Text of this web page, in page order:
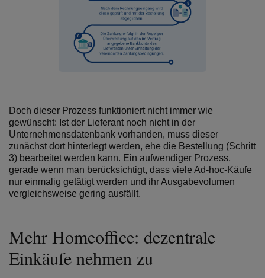
Doch dieser Prozess funktioniert nicht immer wie
gewünscht: Ist der Lieferant noch nicht in der
Unternehmensdatenbank vorhanden, muss dieser
zunächst dort hinterlegt werden, ehe die Bestellung (Schritt
3) bearbeitet werden kann. Ein aufwendiger Prozess,
gerade wenn man berücksichtigt, dass viele Ad-hoc-Käufe
nur einmalig getätigt werden und ihr Ausgabevolumen
vergleichsweise gering ausfällt.
Mehr Homeoffice: dezentrale
Einkäufe nehmen zu